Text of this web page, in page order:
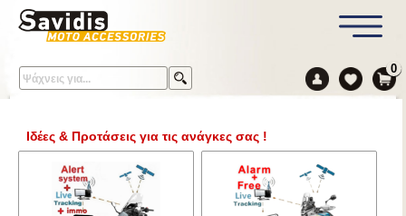
0
Ιδέες & Προτάσεις για τις ανάγκες σας !